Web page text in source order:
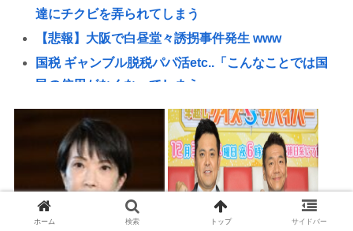
達にチクビを弄られてしまう
【悲報】大阪で白昼堂々誘拐事件発生 www
国税 ギャンブル脱税パパ活etc..「こんなことでは国
民の信用がなくなってしまう」
【九州名物】鶏刺し食べた医師、全身麻痺へ…「死
んだほうが良かった」
京大病院、脳腫瘍摘出手術で誤って腫瘍の無い部位
を摘出 脳幹など損傷受け植物状態に
【悲報】中居正広「俺が来たことは内緒だべ」極秘
で熊本でボランティアをしていた
ホーム 検索 トップ サイドバー